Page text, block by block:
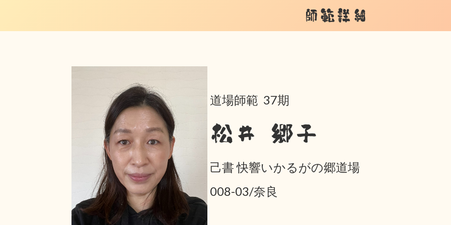
師範詳細
道場師範 37期
松井 郷子
己書 快響いかるがの郷道場
008-03/奈良